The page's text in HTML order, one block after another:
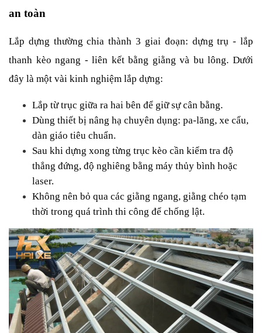
an toàn
Lắp dựng thường chia thành 3 giai đoạn: dựng trụ - lắp
thanh kèo ngang - liên kết bằng giằng và bu lông. Dưới
đây là một vài kinh nghiệm lắp dựng:
Lắp từ trục giữa ra hai bên để giữ sự cân bằng.
Dùng thiết bị nâng hạ chuyên dụng: pa-lăng, xe cẩu,
dàn giáo tiêu chuẩn.
Sau khi dựng xong từng trục kèo cần kiểm tra độ
thẳng đứng, độ nghiêng bằng máy thủy bình hoặc
laser.
Không nên bỏ qua các giằng ngang, giằng chéo tạm
thời trong quá trình thi công để chống lật.